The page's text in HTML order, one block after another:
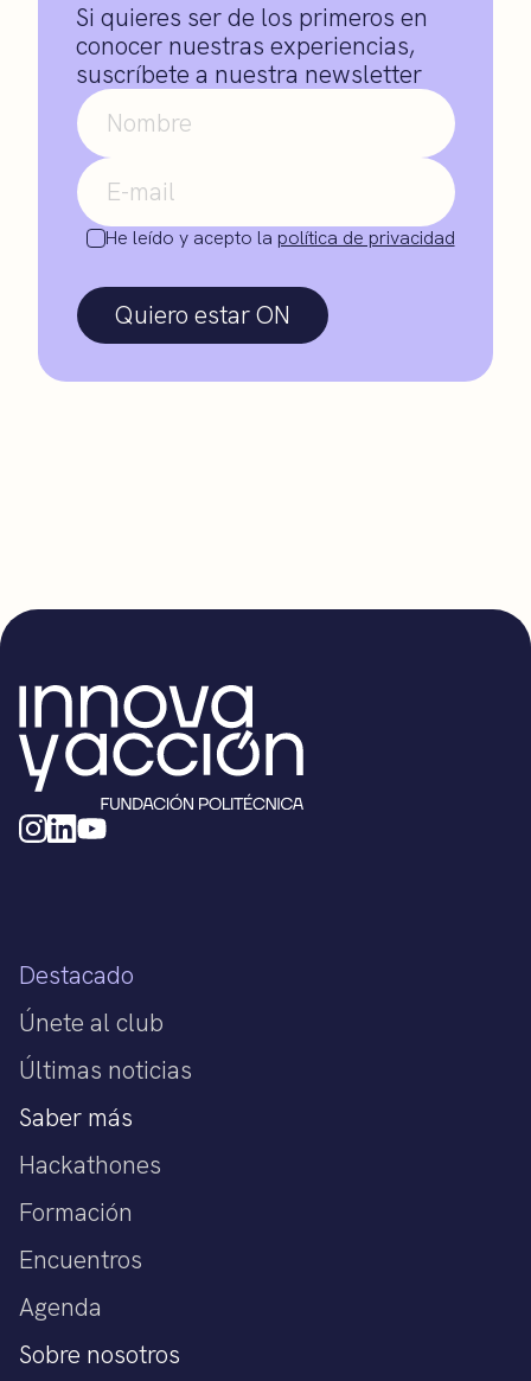
Si quieres ser de los primeros en
conocer nuestras experiencias,
suscríbete a nuestra newsletter
He leído y acepto la política de privacidad
Quiero estar ON
Destacado
Únete al club
Últimas noticias
Saber más
Hackathones
Formación
Encuentros
Agenda
Sobre nosotros